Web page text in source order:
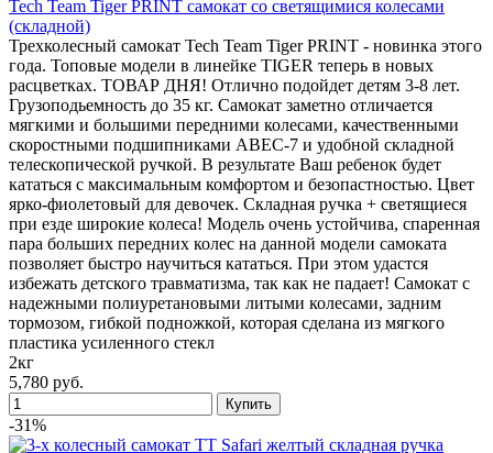
Tech Team Tiger PRINT самокат со светящимися колесами
(складной)
Трехколесный самокат Tech Team Tiger PRINT - новинка этого
года. Топовые модели в линейке TIGER теперь в новых
расцветках. ТОВАР ДНЯ! Отлично подойдет детям 3-8 лет.
Грузоподьемность до 35 кг. Самокат заметно отличается
мягкими и большими передними колесами, качественными
скоростными подшипниками ABEC-7 и удобной складной
телескопической ручкой. В результате Ваш ребенок будет
кататься с максимальным комфортом и безопастностью. Цвет
ярко-фиолетовый для девочек. Складная ручка + светящиеся
при езде широкие колеса! Модель очень устойчива, спаренная
пара больших передних колес на данной модели самоката
позволяет быстро научиться кататься. При этом удастся
избежать детского травматизма, так как не падает! Самокат с
надежными полиуретановыми литыми колесами, задним
тормозом, гибкой подножкой, которая сделана из мягкого
пластика усиленного стекл
2кг
5,780 руб.
-31%